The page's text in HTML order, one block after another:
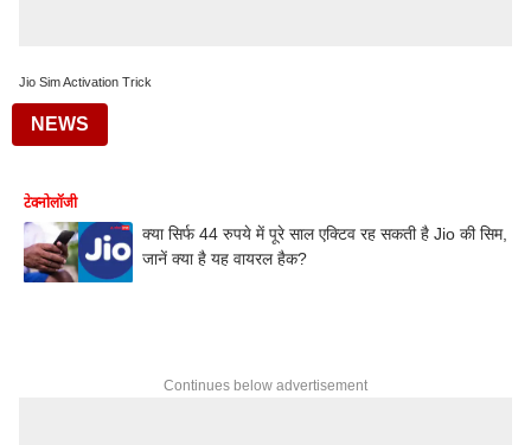
Jio Sim Activation Trick
NEWS
टेक्नोलॉजी
क्या सिर्फ 44 रुपये में पूरे साल एक्टिव रह सकती है Jio की सिम,
जानें क्या है यह वायरल हैक?
Continues below advertisement